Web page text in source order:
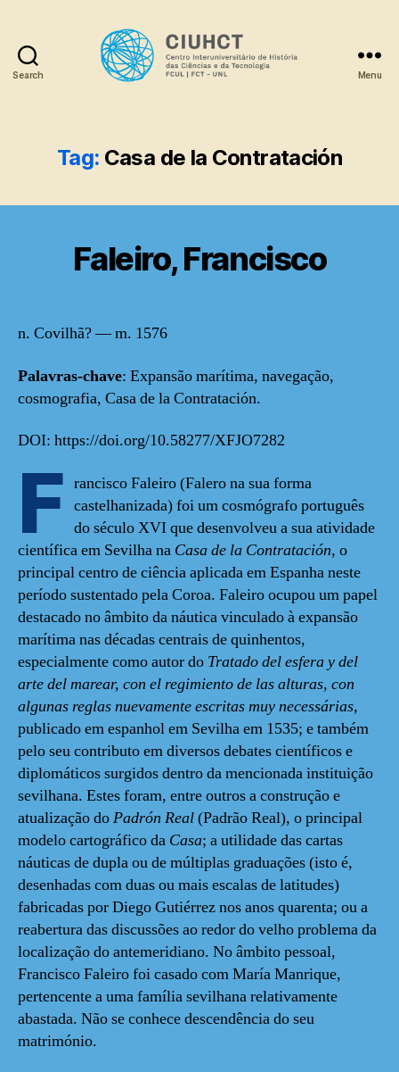
Search Menu
Tag: Casa de la Contratación
Faleiro, Francisco
n. Covilhã? — m. 1576
Palavras-chave: Expansão marítima, navegação,
cosmografia, Casa de la Contratación.
DOI: https://doi.org/10.58277/XFJO7282
F rancisco Faleiro (Falero na sua forma
castelhanizada) foi um cosmógrafo português
do século XVI que desenvolveu a sua atividade
científica em Sevilha na Casa de la Contratación, o
principal centro de ciência aplicada em Espanha neste
período sustentado pela Coroa. Faleiro ocupou um papel
destacado no âmbito da náutica vinculado à expansão
marítima nas décadas centrais de quinhentos,
especialmente como autor do Tratado del esfera y del
arte del marear, con el regimiento de las alturas, con
algunas reglas nuevamente escritas muy necessárias,
publicado em espanhol em Sevilha em 1535; e também
pelo seu contributo em diversos debates científicos e
diplomáticos surgidos dentro da mencionada instituição
sevilhana. Estes foram, entre outros a construção e
atualização doPadrón Real(Padrão Real), o principal
modelo cartográfico da Casa; a utilidade das cartas
náuticas de dupla ou de múltiplas graduações (isto é,
desenhadas com duas ou mais escalas de latitudes)
fabricadas por Diego Gutiérrez nos anos quarenta; ou a
reabertura das discussões ao redor do velho problema da
localização do antemeridiano. No âmbito pessoal,
Francisco Faleiro foi casado com María Manrique,
pertencente a uma família sevilhana relativamente
abastada. Não se conhece descendência do seu
matrimónio.